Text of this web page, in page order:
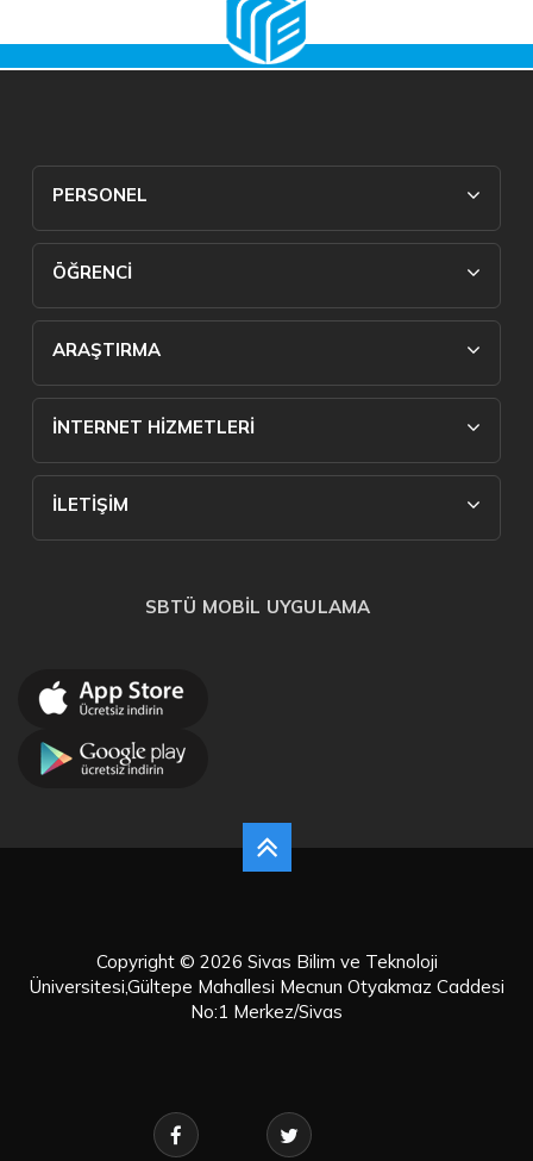
PERSONEL
ÖĞRENCİ
ARAŞTIRMA
İNTERNET HİZMETLERİ
İLETİŞİM
SBTÜ MOBİL UYGULAMA
Copyright © 2026 Sivas Bilim ve Teknoloji
Üniversitesi,Gültepe Mahallesi Mecnun Otyakmaz Caddesi
No:1 Merkez/Sivas